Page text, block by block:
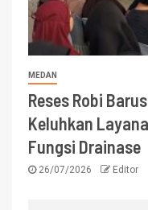
MEDAN
Reses Robi
Keluhkan
Fungsi Drainase
26/07/2026 Editor